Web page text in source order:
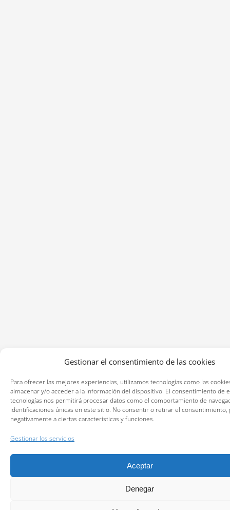
Gestionar el consentimiento de las cookies
Para ofrecer las mejores experiencias, utilizamos tecnologías como las
almacenar y/o acceder a la información del dispositivo. El consentimiento de
tecnologías nos permitirá procesar datos como el comportamiento de
identificaciones únicas en este sitio. No consentir o retirar el consentimiento,
negativamente a ciertas características y funciones.
Gestionar los servicios
Aceptar
Denegar